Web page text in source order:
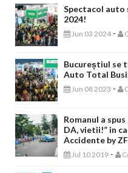
Spectacol auto
2024!
Jun 03 2024 -
Bucureștiul se
Auto Total
Jun 08 2023 -
Romanul a
DA, vietii!” in
Accidente by ZF
Jul 10 2019 -